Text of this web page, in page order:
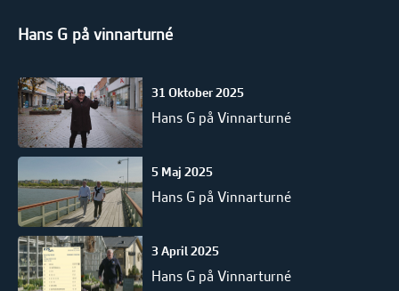
Hans G på vinnarturné
31 Oktober 2025
Hans G på Vinnarturné
5 Maj 2025
Hans G på Vinnarturné
3 April 2025
Hans G på Vinnarturné